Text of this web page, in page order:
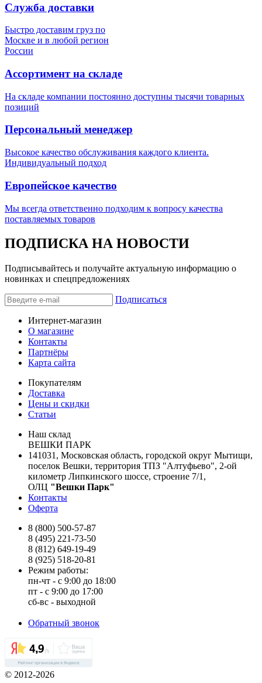
Служба доставки
Быстро доставим груз по
Москве и в любой регион
России
Ассортимент на складе
На складе компании постоянно доступны тысячи товарных
позиций
Персональный менеджер
Высокое качество обслуживания каждого клиента.
Индивидуальный подход
Европейское качество
Мы всегда ответственно подходим к вопросу качества
поставляемых товаров
ПОДПИСКА НА НОВОСТИ
Подписывайтесь и получайте актуальную информацию о
новинках и спецпредложениях
Подписаться
Интернет-магазин
О магазине
Контакты
Партнёры
Карта сайта
Покупателям
Доставка
Цены и скидки
Статьи
Наш склад
ВЕШКИ ПАРК
141031, Московская область, городской округ Мытищи,
поселок Вешки, территория ТПЗ "Алтуфьево", 2-ой
километр Липкинского шоссе, строение 7/1,
ОЛЦ "Вешки Парк"
Контакты
Оферта
8 (800) 500-57-87
8 (495) 221-73-50
8 (812) 649-19-49
8 (925) 518-20-81
Режим работы:
пн-чт - с 9:00 до 18:00
пт - с 9:00 до 17:00
сб-вс - выходной
Обратный звонок
© 2012-2026